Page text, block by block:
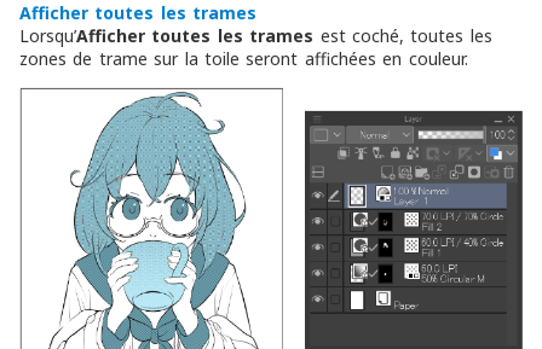
Afficher toutes les trames
Lorsqu’Afficher toutes les trames est coché, toutes les
zones de trame sur la toile seront affichées en couleur.